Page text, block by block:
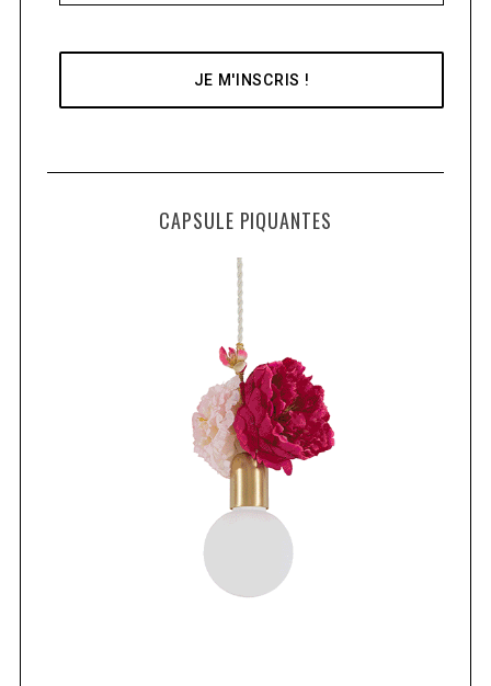
CAPSULE PIQUANTES